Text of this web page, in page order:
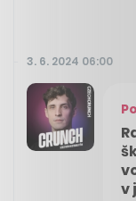
3. 6. 2024 06:00
v